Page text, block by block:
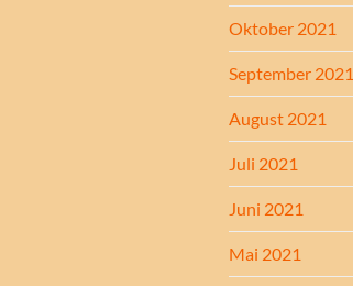
Oktober 2021
September 2021
August 2021
Juli 2021
Juni 2021
Mai 2021